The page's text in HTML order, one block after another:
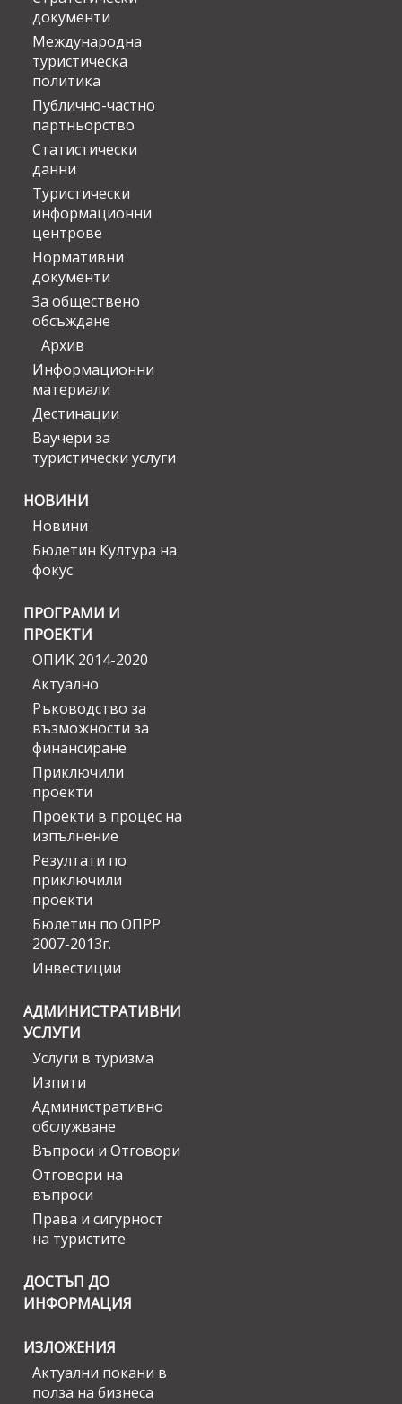
документи
Международна
туристическа
политика
Публично-частно
партньорство
Статистически
данни
Туристически
информационни
центрове
Нормативни
документи
За обществено
обсъждане
Архив
Информационни
материали
Дестинации
Ваучери за
туристически услуги
НОВИНИ
Новини
Бюлетин Култура на
фокус
ПРОГРАМИ И
ПРОЕКТИ
ОПИК 2014-2020
Актуално
Ръководство за
възможности за
финансиране
Приключили
проекти
Проекти в процес на
изпълнение
Резултати по
приключили
проекти
Бюлетин по ОПРР
2007-2013г.
Инвестиции
АДМИНИСТРАТИВНИ
УСЛУГИ
Услуги в туризма
Изпити
Административно
обслужване
Въпроси и Отговори
Отговори на
въпроси
Права и сигурност
на туристите
ДОСТЪП ДО
ИНФОРМАЦИЯ
ИЗЛОЖЕНИЯ
Актуални покани в
полза на бизнеса